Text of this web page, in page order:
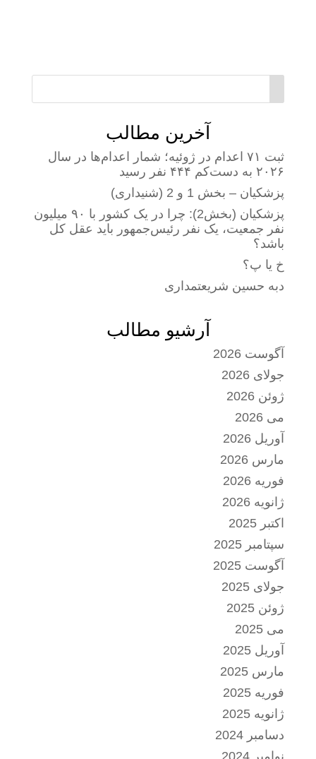
آخرین مطالب
ثبت ۷۱ اعدام در ژوئیه؛ شمار اعدام‌ها در سال
۲۰۲۶ به دست‌کم ۴۴۴ نفر رسید
پزشکیان – بخش 1 و 2 (شنیداری)
پزشکیان (بخش2): چرا در یک کشور با ۹۰ میلیون
نفر جمعیت، یک نفر رئیس‌جمهور باید عقل کل
باشد؟
خ یا پ؟
دبه حسین شریعتمداری
آرشیو مطالب
آگوست 2026
جولای 2026
ژوئن 2026
می 2026
آوریل 2026
مارس 2026
فوریه 2026
ژانویه 2026
اکتبر 2025
سپتامبر 2025
آگوست 2025
جولای 2025
ژوئن 2025
می 2025
آوریل 2025
مارس 2025
فوریه 2025
ژانویه 2025
دسامبر 2024
نوامبر 2024